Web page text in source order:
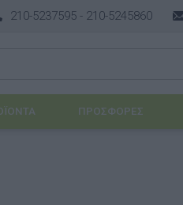
210-5237595 - 210-5245860
ΠΡΟΣΦΟΡΈΣ